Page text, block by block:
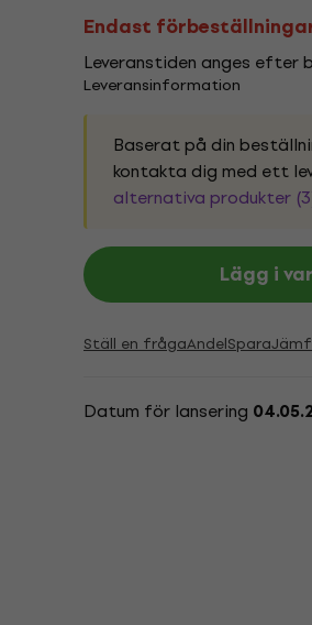
Endast
Leveranstiden anges efter
Leveransinformation
Baserat på din
kontakta dig med ett
alternativa produkter
Lägg i
Ställ en frågaAndelSpara
Datum för lansering